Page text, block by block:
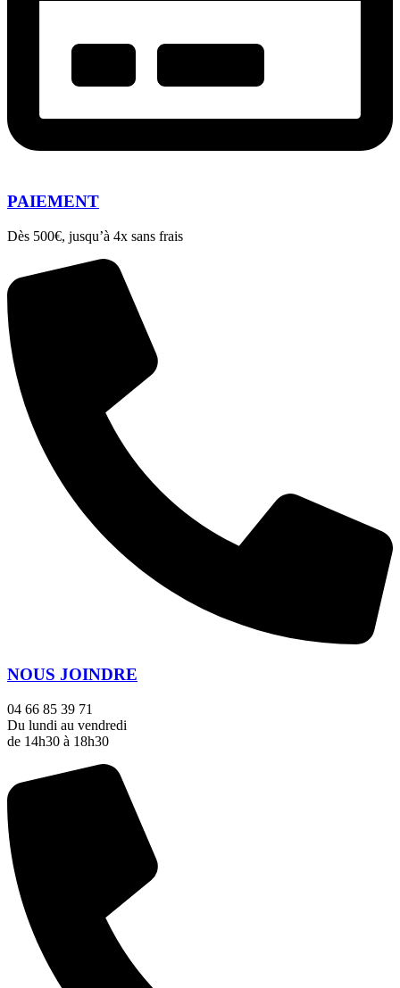
PAIEMENT
Dès 500€, jusqu’à 4x sans frais
NOUS JOINDRE
04 66 85 39 71
Du lundi au vendredi
de 14h30 à 18h30